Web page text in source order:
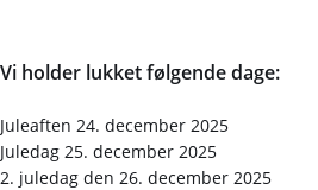
Vi holder lukket følgende dage:
Juleaften 24. december 2025
Juledag 25. december 2025
2. juledag den 26. december 2025